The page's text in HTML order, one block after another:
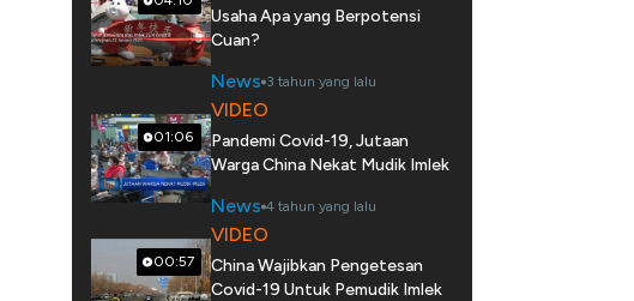
Usaha Apa yang Berpotensi
Cuan?
News 3 tahun yang lalu
01:06
VIDEO
Pandemi Covid-19, Jutaan
Warga China Nekat Mudik Imlek
News 4 tahun yang lalu
00:57
VIDEO
China Wajibkan Pengetesan
Covid-19 Untuk Pemudik Imlek